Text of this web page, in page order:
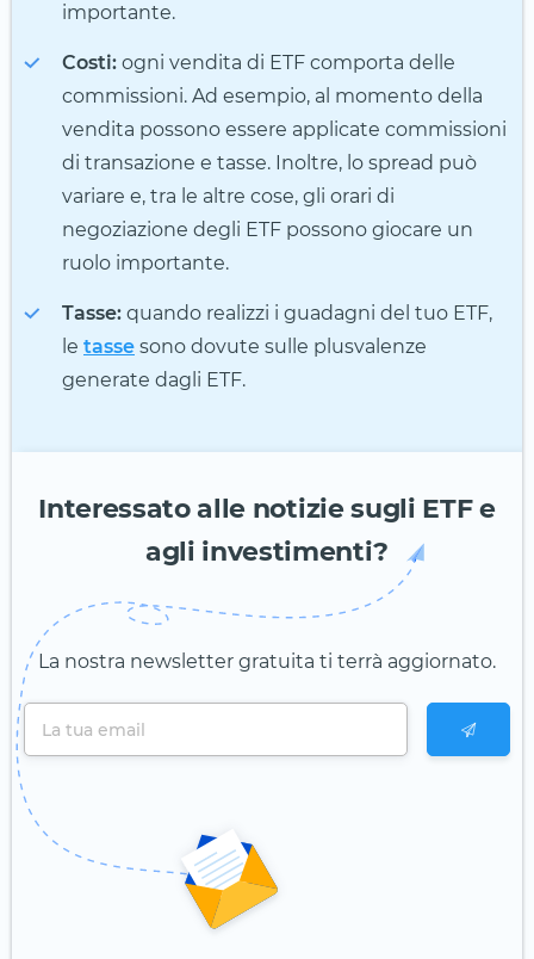
importante.
Costi: ogni vendita di ETF comporta delle
commissioni. Ad esempio, al momento della
vendita possono essere applicate commissioni
di transazione e tasse. Inoltre, lo spread può
variare e, tra le altre cose, gli orari di
negoziazione degli ETF possono giocare un
ruolo importante.
Tasse: quando realizzi i guadagni del tuo ETF,
le tasse sono dovute sulle plusvalenze
generate dagli ETF.
Interessato alle notizie sugli ETF e
agli investimenti?
La nostra newsletter gratuita ti terrà aggiornato.